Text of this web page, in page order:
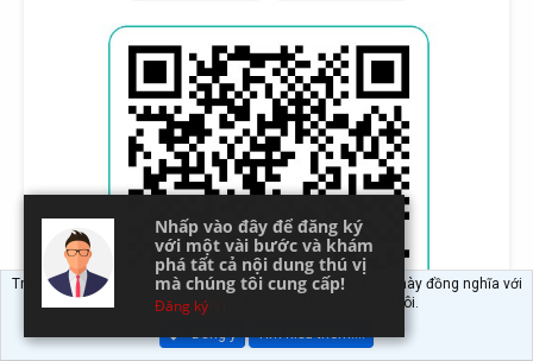
Nhấp vào đây để đăng ký
với một vài bước và khám
phá tất cả nội dung thú vị
mà chúng tôi cung cấp!
Forum VNT
Trang web này sử dụng cookie. Tiếp tục sử dụng trang web này đồng nghĩa với
việc bạn đồng ý sử dụng cookie của chúng tôi.
Đồng ý
Tìm hiểu thêm.…
Nhấp vào đây để đăng ký
với một vài bước và khám
phá tất cả nội dung thú vị
mà chúng tôi cung cấp!
Đăng ký